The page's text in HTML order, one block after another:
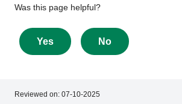
Give
feedback
about
this
Was this page helpful?
Yes No
Reviewed on: 07-10-2025